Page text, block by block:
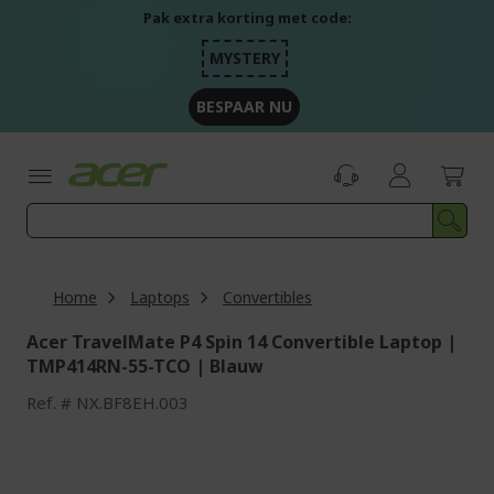
Pak extra korting met code:
MYSTERY
BESPAAR NU
Home Laptops Convertibles
Acer TravelMate P4 Spin 14 Convertible Laptop |
TMP414RN-55-TCO | Blauw
Ref. NX.BF8EH.003